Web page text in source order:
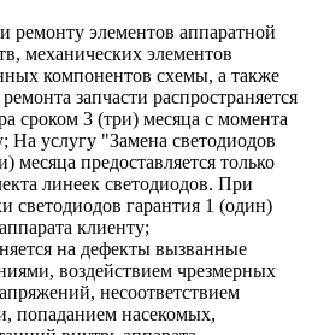
ремонту элементов аппаратной
механических элементов
компонентов схемы, а также
запчасти распространяется
сроком 3 (три) месяца с момента
На услугу "Замена светодиодов
месяца предоставляется только
линеек светодиодов. При
светодиодов гарантия 1 (один)
клиенту;
на дефекты вызванные
воздействием чрезмерных
несоответствием
попаданием насекомых,